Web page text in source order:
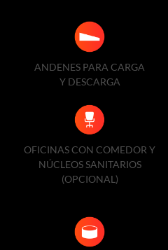
ANDENES PARA CARGA
Y DESCARGA
OFICINAS CON COMEDOR Y
NÚCLEOS SANITARIOS
(OPCIONAL)